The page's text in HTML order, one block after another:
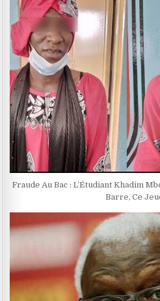
Fraude Au Bac : L’Étudiant Khadim
Barre, Ce